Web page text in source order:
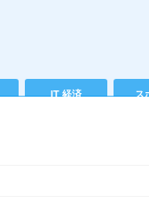
IT 経済 ス